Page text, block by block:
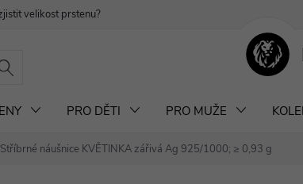
velikost prstenu?
PRO DĚTI PRO MUŽE
náušnice KVĚTINKA zářivá Ag 925/1000; ≥ 0,93 g